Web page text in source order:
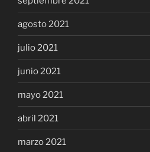
agosto 2021
julio 2021
junio 2021
mayo 2021
abril 2021
marzo 2021